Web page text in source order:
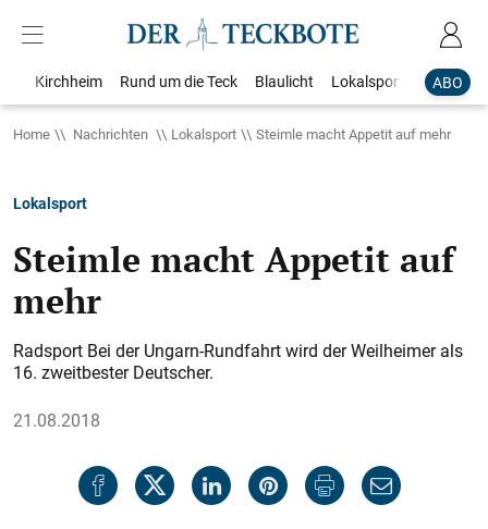
ABO
Kirchheim Rund um die Teck Blaulicht Lokalsport
Home Nachrichten Lokalsport Steimle macht Appetit auf mehr
Lokalsport
Steimle macht Appetit auf
mehr
Radsport Bei der Ungarn-Rundfahrt wird der Weilheimer als
16. zweitbester Deutscher.
21.08.2018